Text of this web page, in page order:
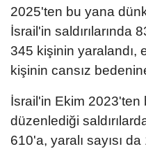
2025'ten bu yana
İsrail'in saldırılarında
345 kişinin yaralandı,
kişinin cansız
İsrail'in Ekim
düzenlediği
610'a, yaralı sayısı